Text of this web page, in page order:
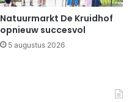
Natuurmarkt De Kruidhof
opnieuw succesvol
5 augustus 2026